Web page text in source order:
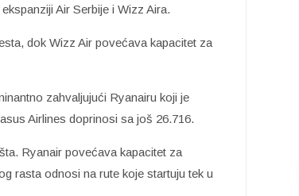
Air Serbije i Wizz Aira.
dok Wizz Air povećava kapacitet za
zahvaljujući Ryanairu koji je
Airlines doprinosi sa još 26.716.
Ryanair povećava kapacitet za
rasta odnosi na rute koje startuju tek u